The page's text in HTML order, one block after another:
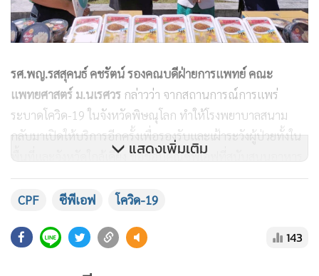
รศ.พญ.รสสุคนธ์ คชรัตน์ รองคณบดีฝ่ายการแพทย์ คณะ
แพทยศาสตร์ ม.นเรศวร กล่าวว่า จากสถานการณ์การแพร่
ระบาดโควิด-19 ในจังหวัดพิษณุโลก ทำให้โรงพยาบาลสนาม
กลับมาเปิดให้บริการอีกครั้งเพื่อรองรับและเฝ้าระวังผู้ป่วยทั้งใน
พื้นที่และจังหวัดใกล้เคียง ขอขอบคุณซีพีเอฟที่สนับสนุนอาหาร
คุณภาพพร้อมรับประทาน อร่อยและสะดวก อย่างต่อเนื่อง เพื่อ
เป็นกำลังใจในการปฏิบัติงานของเจ้าหน้าที่ด่านหน้า และได้ดูแล
แสดงเพิ่มเติม
CPF ซีพีเอฟ โควิด-19
143